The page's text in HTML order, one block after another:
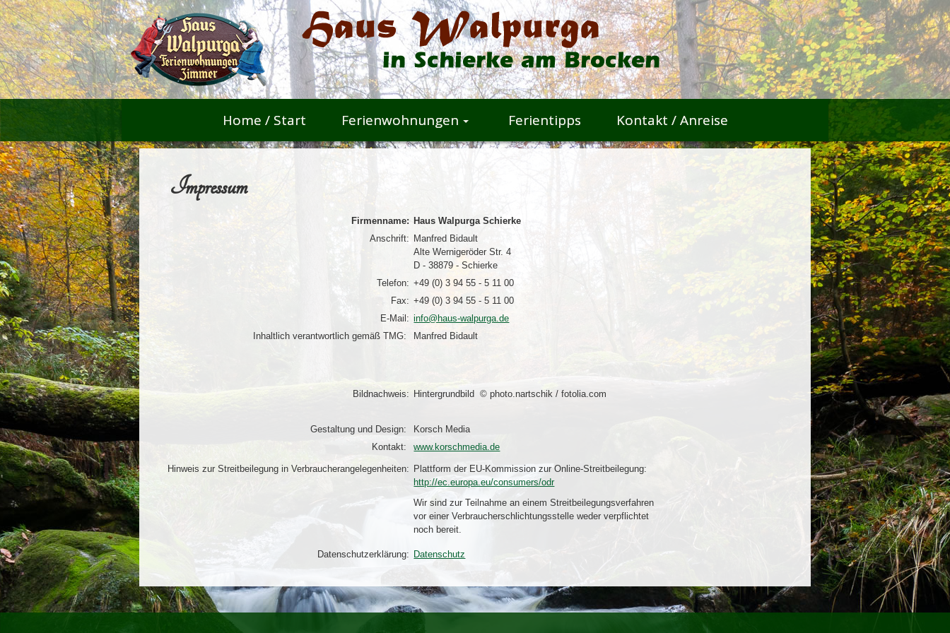
Home / Start Ferienwohnungen Ferientipps Kontakt / Anreise
Impressum
Firmenname: Haus Walpurga Schierke
Anschrift: Manfred Bidault
Alte Wernigeröder Str. 4
D - 38879 - Schierke
Telefon: +49 (0) 3 94 55 - 5 11 00
Fax: +49 (0) 3 94 55 - 5 11 00
E-Mail: info@haus-walpurga.de
Inhaltlich verantwortlich gemäßTMG: Manfred Bidault
Bildnachweis: Hintergrundbild © photo.nartschik / fotolia.com
Gestaltung und Design:
Korsch Media
Kontakt:
www.korschmedia.de
Hinweis zur Streitbeilegung in Verbraucherangelegenheiten: Plattform der EU-Kommission zur Online-Streitbeilegung:
http://ec.europa.eu/consumers/odr
Wir sind zur Teilnahme an einem Streitbeilegungsverfahren
vor einer Verbraucherschlichtungsstelle weder verpflichtet
noch bereit.
Datenschutzerklärung: Datenschutz